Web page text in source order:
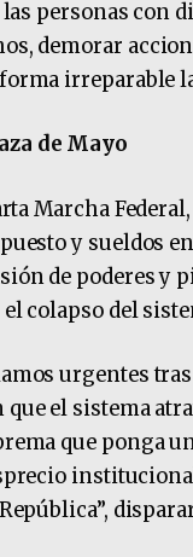
personas con
demorar
irreparable
de Mayo
Marcha
y sueldos
de poderes y
colapso del
urgentes
el sistema
que ponga